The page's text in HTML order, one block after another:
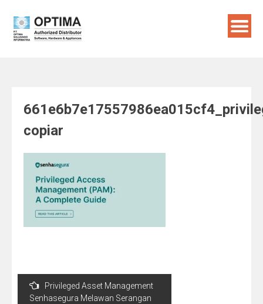
content
copiar
Post
navigation
Privileged Asset Management
Senhasegura Melawan Serangan